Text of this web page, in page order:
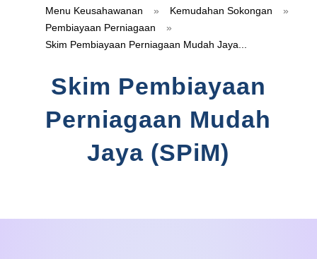
Menu Keusahawanan
» Kemudahan Sokongan
»
Pembiayaan Perniagaan
»
Skim Pembiayaan Perniagaan Mudah Jaya...
Skim Pembiayaan
Perniagaan Mudah
Jaya (SPiM)